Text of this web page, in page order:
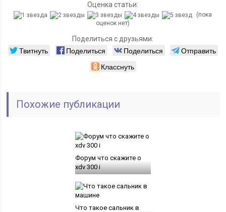
Оценка статьи:
(пока
оценок нет)
Поделиться с друзьями:
Твитнуть Поделиться Поделиться
Отправить
Класснуть
Похожие публикации
Форум что скажите о
xdv 300 i
Что такое сальник в